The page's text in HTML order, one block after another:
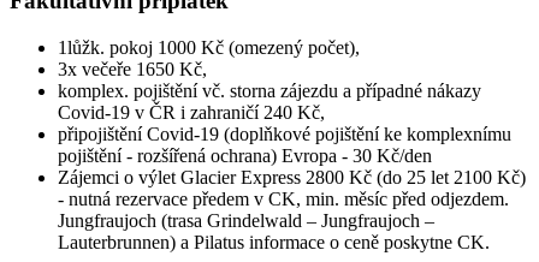
1lůžk. pokoj 1000 Kč (omezený počet),
3x večeře 1650 Kč,
komplex. pojištění vč. storna zájezdu a případné nákazy
Covid-19 v ČR i zahraničí 240 Kč,
připojištění Covid-19 (doplňkové pojištění ke komplexnímu
pojištění - rozšířená ochrana) Evropa - 30 Kč/den
Zájemci o výlet Glacier Express 2800 Kč (do 25 let 2100 Kč)
- nutná rezervace předem v CK, min. měsíc před odjezdem.
Jungfraujoch (trasa Grindelwald – Jungfraujoch –
Lauterbrunnen) a Pilatus informace o ceně poskytne CK.